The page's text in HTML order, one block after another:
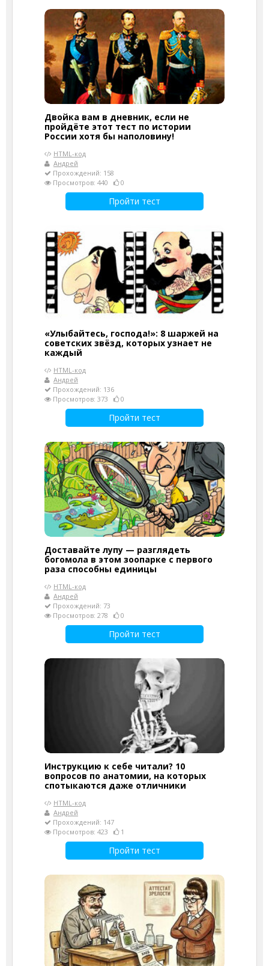
Двойка вам в дневник, если не
пройдёте этот тест по истории
России хотя бы наполовину!
HTML-код
Андрей
Прохождений: 158
Просмотров: 440
0
Пройти тест
«Улыбайтесь, господа!»: 8 шаржей на
советских звёзд, которых узнает не
каждый
HTML-код
Андрей
Прохождений: 136
Просмотров: 373
0
Пройти тест
Доставайте лупу — разглядеть
богомола в этом зоопарке с первого
раза способны единицы
HTML-код
Андрей
Прохождений: 73
Просмотров: 278
0
Пройти тест
Инструкцию к себе читали? 10
вопросов по анатомии, на которых
спотыкаются даже отличники
HTML-код
Андрей
Прохождений: 147
Просмотров: 423
1
Пройти тест